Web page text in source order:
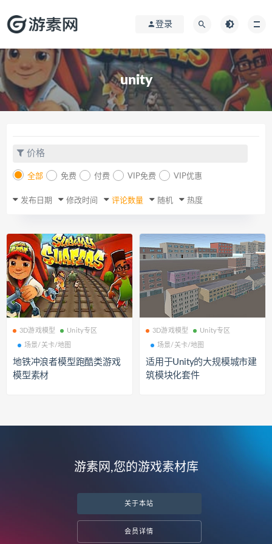
登录
unity
价格
全部 免费 付费 VIP免费 VIP优惠
发布日期 修改时间 评论数量 随机 热度
3D游戏模型 Unity专区
场景/关卡/地图
地铁冲浪者模型跑酷类游戏
模型素材
3D游戏模型 Unity专区
场景/关卡/地图
适用于Unity的大规模城市建
筑模块化套件
游素网,您的游戏素材库
关于本站
会员详情